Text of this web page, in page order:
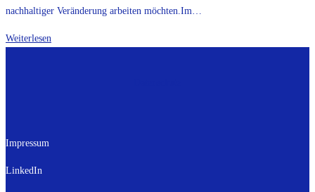
nachhaltiger Veränderung arbeiten möchten.Im…
Weiterlesen
Impressum
LinkedIn